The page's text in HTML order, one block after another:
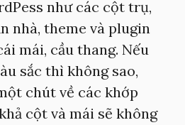
như các cột trụ,
nhà, theme và plugin
mái, cầu thang. Nếu
sắc thì không sao,
chút về các khớp
cột và mái sẽ không